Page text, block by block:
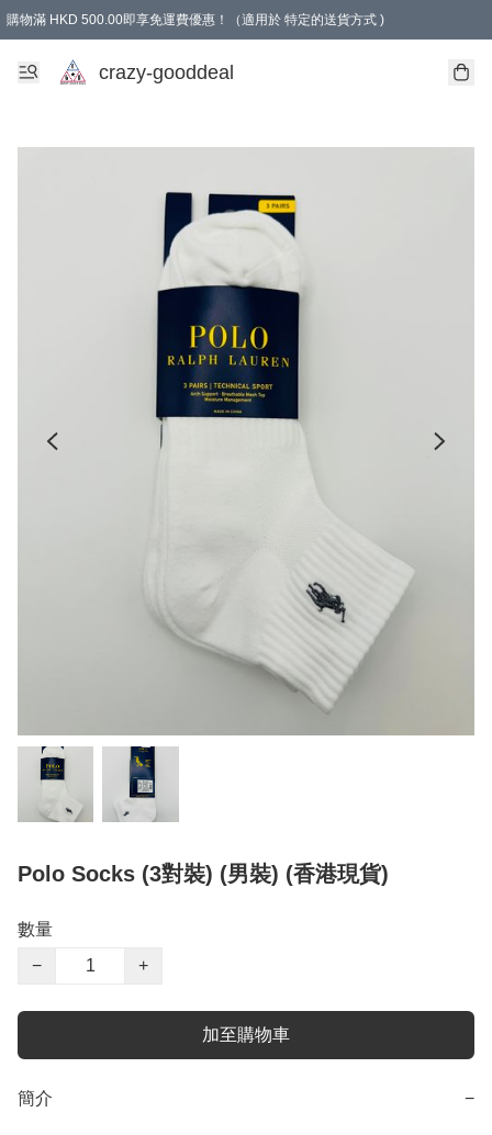
購物滿 HKD 500.00即享免運費優惠！（適用於 特定的送貨方式 )
成為會員可享免費禮品
crazy-gooddeal
Polo Socks (3對裝) (男裝) (香港現貨)
數量
−
+
加至購物車
簡介 −